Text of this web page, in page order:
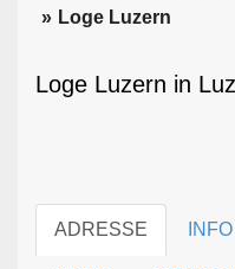
Loge Luzern
Loge Luzern in
ADRESSE INFO